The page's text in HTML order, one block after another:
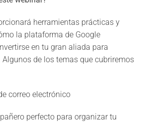
herramientas prácticas y
la plataforma de Google
en tu gran aliada para
de los temas que cubriremos
correo electrónico
perfecto para organizar tu